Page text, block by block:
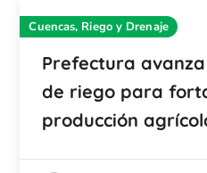
Cuencas, Riego y Drenaje
Prefectura
de riego para
producción